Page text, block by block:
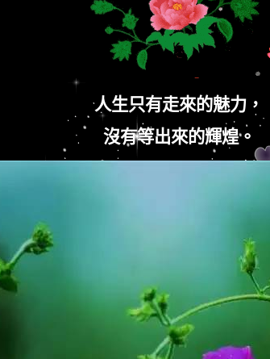
人生只有走來的魅力，
沒有等出來的輝煌。